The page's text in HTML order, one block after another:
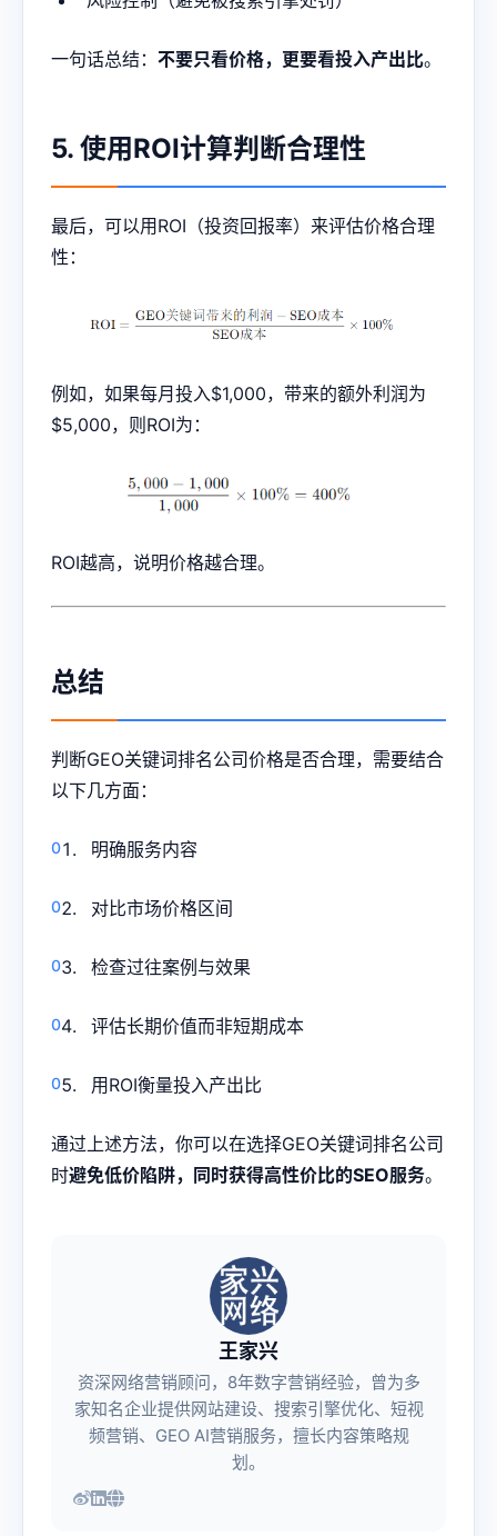
一句话总结： 不要只看价格，更要看投入产出比。
5. 使用ROI计算判断合理性
最后，可以用ROI（投资回报率）来评估价格合理
性：
例如，如果每月投入$1,000，带来的额外利润为
$5,000，则ROI为：
ROI越高，说明价格越合理。
总结
判断GEO关键词排名公司价格是否合理，需要结合
以下几方面：
明确服务内容
对比市场价格区间
检查过往案例与效果
评估长期价值而非短期成本
用ROI衡量投入产出比
通过上述方法，你可以在选择GEO关键词排名公司
时避免低价陷阱，同时获得高性价比的SEO服务。
王家兴
资深网络营销顾问，8年数字营销经验，曾为多
家知名企业提供网站建设、搜索引擎优化、短视
频营销、GEO AI营销服务，擅长内容策略规
划。